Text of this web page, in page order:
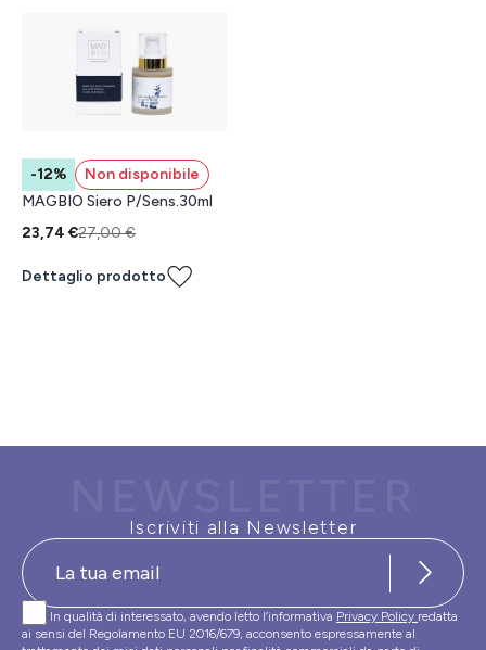
-12%
Non disponibile
MAGBIO Siero P/Sens.30ml
23,74 €27,00 €
Dettaglio prodotto
Iscriviti alla Newsletter
In qualità di interessato, avendo letto l’informativa Privacy Policy redatta
ai sensi del Regolamento EU 2016/679, acconsento espressamente al